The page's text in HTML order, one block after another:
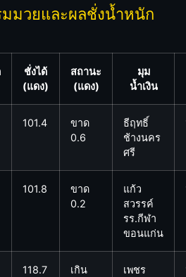
มมวยและผลชั่งน้ำหนัก
ชั่งได้
(แดง)
สถานะ
(แดง)
มุม
น้ำเงิน
101.4
ขาด
0.6
ธีฤทธิ์
ช้างนคร
ศรี
101.8
ขาด
0.2
แก้ว
สวรรค์
รร.กีฬา
ขอนแก่น
118.7
เกิน
เพชร